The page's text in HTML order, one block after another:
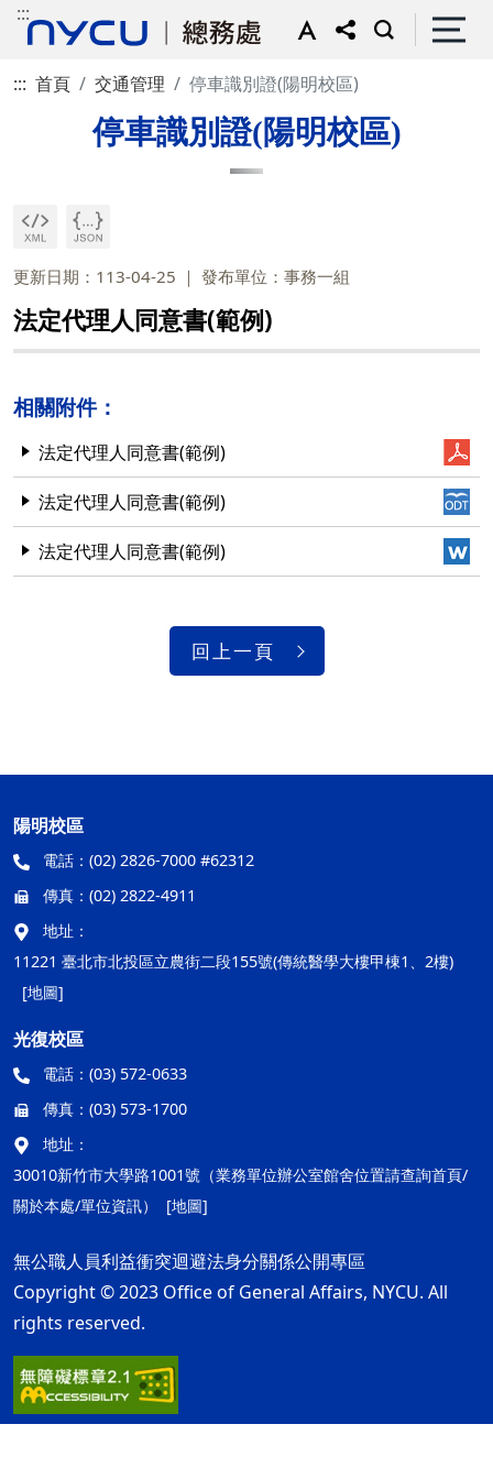
:::
::: 首頁 交通管理 停車識別證(陽明校區)
停車識別證(陽明校區)
更新日期：113-04-25 發布單位：事務一組
法定代理人同意書(範例)
相關附件：
法定代理人同意書(範例)
法定代理人同意書(範例)
法定代理人同意書(範例)
回上一頁
陽明校區
電話： (02) 2826-7000 #62312
傳真： (02) 2822-4911
地址：
11221 臺北市北投區立農街二段155號(傳統醫學大樓甲棟1、2樓)
[地圖]
光復校區
電話： (03) 572-0633
傳真： (03) 573-1700
地址：
30010新竹市大學路1001號（業務單位辦公室館舍位置請查詢首頁/
關於本處/單位資訊）
[地圖]
無公職人員利益衝突迴避法身分關係公開專區
Copyright © 2023 Office of General Affairs, NYCU. All
rights reserved.